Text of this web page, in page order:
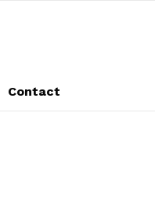
Contact